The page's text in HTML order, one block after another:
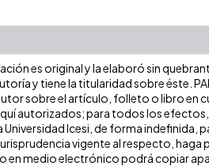
es original y la elaboró sin
y tiene la titularidad sobre éste.
sobre el artículo, folleto o libro en
autorizados; para todos los efectos,
Icesi, de forma indefinida,
vigente al respecto,
en medio electrónico podrá copiar